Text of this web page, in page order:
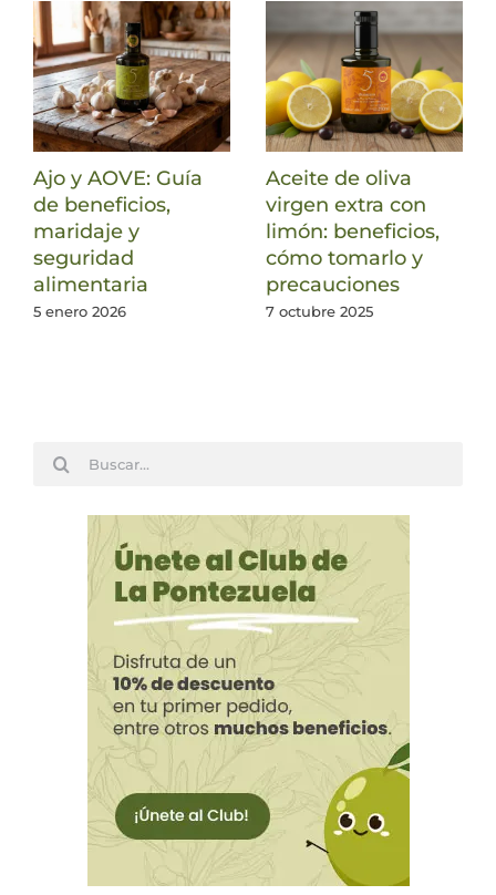
Ajo y AOVE: Guía
de beneficios,
maridaje y
seguridad
alimentaria
5 enero 2026
Aceite de oliva
virgen extra con
limón: beneficios,
cómo tomarlo y
precauciones
7 octubre 2025
Buscar: